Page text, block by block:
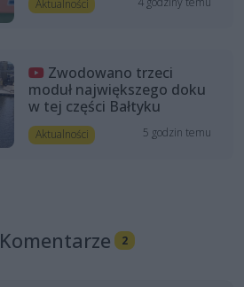
Aktualności
Zwodowano trzeci
moduł największego doku
w tej części Bałtyku
Aktualności 5 godzin temu
Komentarze 2